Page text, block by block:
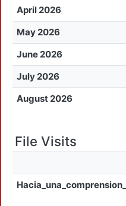
April 2026
May 2026
June 2026
July 2026
August 2026
File Visits